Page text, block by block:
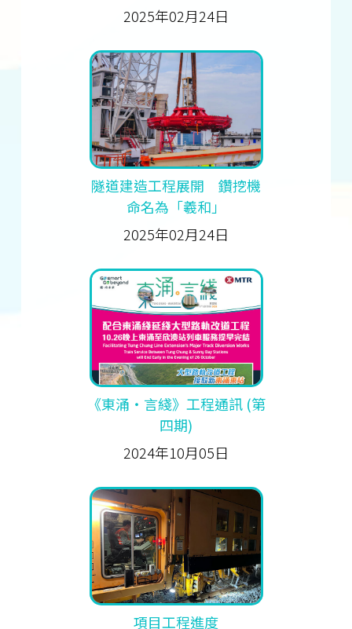
2025年02月24日
隧道建造工程展開 鑽挖機
命名為「羲和」
2025年02月24日
《東涌‧言綫》工程通訊 (第
四期)
2024年10月05日
項目工程進度